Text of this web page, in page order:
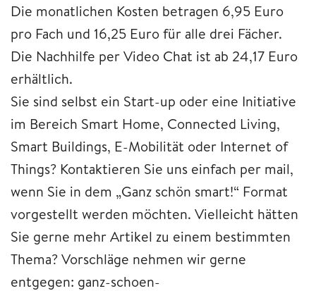
Die monatlichen Kosten betragen 6,95 Euro
pro Fach und 16,25 Euro für alle drei Fächer.
Die Nachhilfe per Video Chat ist ab 24,17 Euro
erhältlich.
Sie sind selbst ein Start-up oder eine Initiative
im Bereich Smart Home, Connected Living,
Smart Buildings, E-Mobilität oder Internet of
Things? Kontaktieren Sie uns einfach per mail,
wenn Sie in dem „Ganz schön smart!“ Format
vorgestellt werden möchten. Vielleicht hätten
Sie gerne mehr Artikel zu einem bestimmten
Thema? Vorschläge nehmen wir gerne
entgegen: ganz-schoen-